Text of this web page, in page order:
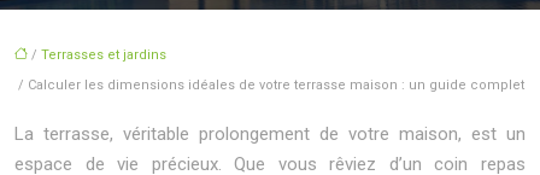
/ Terrasses et jardins
/ Calculer les dimensions idéales de votre terrasse maison : un guide complet
La terrasse, véritable prolongement de votre maison, est un
espace de vie précieux. Que vous rêviez d’un coin repas